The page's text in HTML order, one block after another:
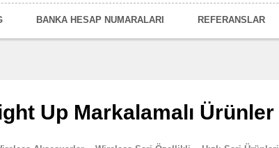
BANKA HESAP NUMARALARI REFERANSLAR
Up Markalamalı Ürünler